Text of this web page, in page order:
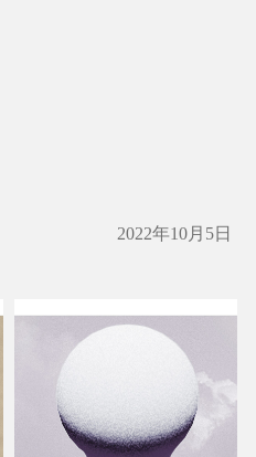
2022年10月5日